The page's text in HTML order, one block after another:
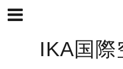
IKA国際